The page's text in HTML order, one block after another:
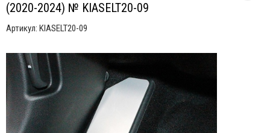
(2020-2024) № KIASELT20-09
Артикул: KIASELT20-09